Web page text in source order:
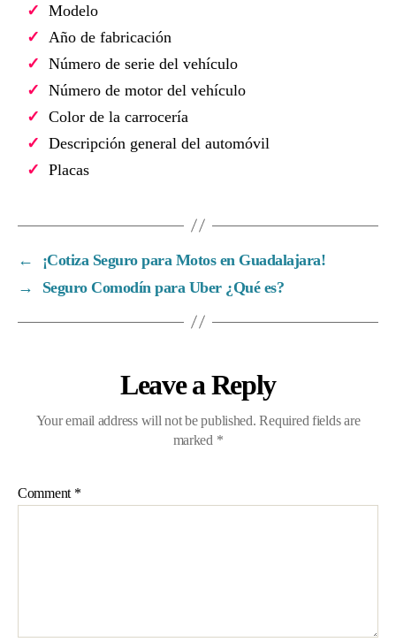
Modelo
Año de fabricación
Número de serie del vehículo
Número de motor del vehículo
Color de la carrocería
Descripción general del automóvil
Placas
←
¡Cotiza Seguro para Motos en Guadalajara!
→
Seguro Comodín para Uber ¿Qué es?
Leave a Reply
Your email address will not be published. Required fields are
marked *
Comment *